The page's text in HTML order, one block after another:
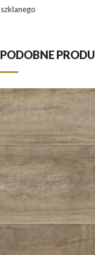
szklanego
PODOBNE